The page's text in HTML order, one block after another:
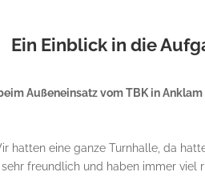
Ein Einblick in die
Außeneinsatz vom TBK in
hatten eine ganze Turnhalle, da
sehr freundlich und haben immer